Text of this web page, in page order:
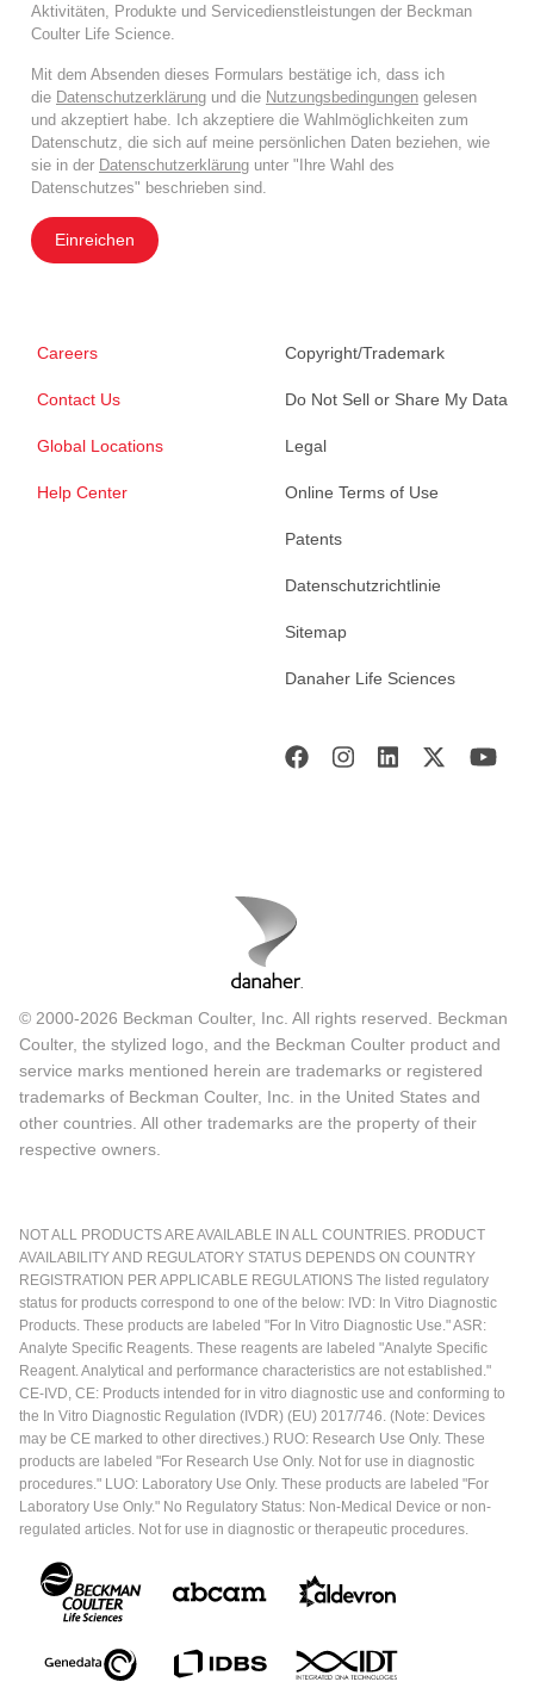
Aktivitäten, Produkte und Servicedienstleistungen der Beckman
Coulter Life Science.
Mit dem Absenden dieses Formulars bestätige ich, dass ich
die Datenschutzerklärung und die Nutzungsbedingungen gelesen
und akzeptiert habe. Ich akzeptiere die Wahlmöglichkeiten zum
Datenschutz, die sich auf meine persönlichen Daten beziehen, wie
sie in der Datenschutzerklärung unter "Ihre Wahl des
Datenschutzes" beschrieben sind.
Einreichen
Careers
Contact Us
Global Locations
Help Center
Copyright/Trademark
Do Not Sell or Share My Data
Legal
Online Terms of Use
Patents
Datenschutzrichtlinie
Sitemap
Danaher Life Sciences
© 2000-2026 Beckman Coulter, Inc. All rights reserved. Beckman
Coulter, the stylized logo, and the Beckman Coulter product and
service marks mentioned herein are trademarks or registered
trademarks of Beckman Coulter, Inc. in the United States and
other countries. All other trademarks are the property of their
respective owners.
NOT ALL PRODUCTS ARE AVAILABLE IN ALL COUNTRIES. PRODUCT
AVAILABILITY AND REGULATORY STATUS DEPENDS ON COUNTRY
REGISTRATION PER APPLICABLE REGULATIONS The listed regulatory
status for products correspond to one of the below: IVD: In Vitro Diagnostic
Products. These products are labeled "For In Vitro Diagnostic Use." ASR:
Analyte Specific Reagents. These reagents are labeled "Analyte Specific
Reagent. Analytical and performance characteristics are not established."
CE-IVD, CE: Products intended for in vitro diagnostic use and conforming to
the In Vitro Diagnostic Regulation (IVDR) (EU) 2017/746. (Note: Devices
may be CE marked to other directives.) RUO: Research Use Only. These
products are labeled "For Research Use Only. Not for use in diagnostic
procedures." LUO: Laboratory Use Only. These products are labeled "For
Laboratory Use Only." No Regulatory Status: Non-Medical Device or non-
regulated articles. Not for use in diagnostic or therapeutic procedures.